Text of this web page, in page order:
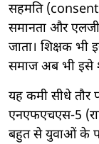
सहमति
समानता और
जाता। शिक्षक भी
समाज अब भी इसे
यह कमी सीधे तौर
एनएफएचएस-5
बहुत से युवाओं के